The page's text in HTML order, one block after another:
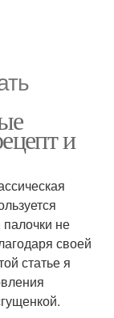
и
не
своей
статье я